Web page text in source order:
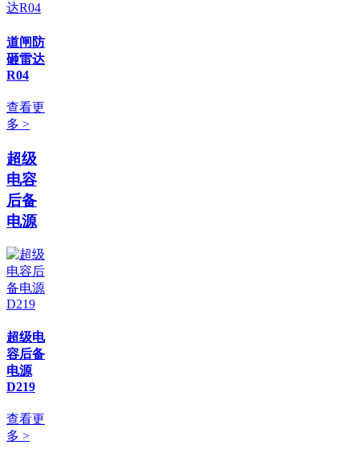
道闸防
砸雷达
R04
查看更
多 >
超级
电容
后备
电源
超级电
容后备
电源
D219
查看更
多 >